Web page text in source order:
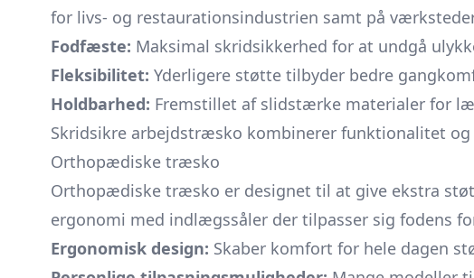
for livs- og restaurationsindustrien samt på
Fodfæste: Maksimal skridsikkerhed for at undgå
Fleksibilitet: Yderligere støtte tilbyder bedre
Holdbarhed: Fremstillet af slidstærke materialer for
Skridsikre arbejdstræsko kombinerer funktionalitet
Orthopædiske træsko
Orthopædiske træsko er designet til at give ekstra
ergonomi med indlægssåler der tilpasser sig fodens
Ergonomisk design: Skaber komfort for hele dagen